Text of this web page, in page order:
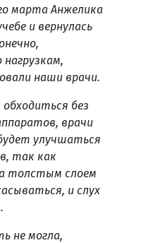
марта Анжелика
и вернулась
нагрузкам,
наши врачи.
без
врачи
улучшаться
так как
толстым слоем
и слух
не могла,